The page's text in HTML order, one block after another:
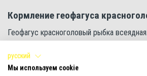
Кормление геофагуса
Геофагус красноголовый рыбка
семена растений и прочий органический
условиях лучшим выбором станут
русский
Мы используем cookie